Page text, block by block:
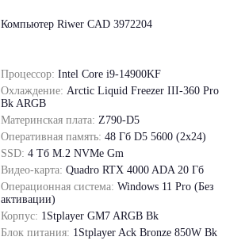
Компьютер Riwer CAD 3972204
Процессор: Intel Core i9-14900KF
Охлаждение: Arctic Liquid Freezer III-360 Pro
Bk ARGB
Материнская плата: Z790-D5
Оперативная память: 48 Гб D5 5600 (2х24)
SSD: 4 Tб M.2 NVMe Gm
Видео-карта: Quadro RTX 4000 ADA 20 Гб
Операционная система: Windows 11 Pro (Без
активации)
Корпус: 1Stplayer GM7 ARGB Bk
Блок питания: 1Stplayer Ack Bronze 850W Bk